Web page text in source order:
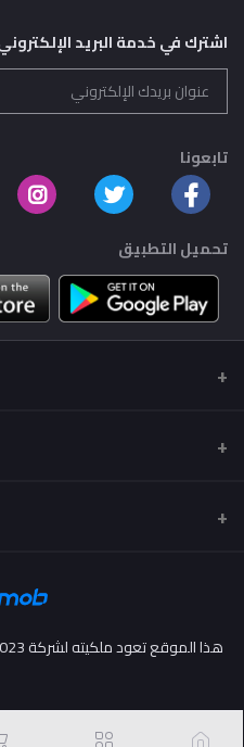
اشترك في خدمة البريد
تابعونا
تحميل التطبيق
عنوان
..
البريد الإلكتروني
قائمة امنياتي
هذا الموقع تعود ملكيته لشركة INGAS ©2023 | جميع الحقوق محفوظه.